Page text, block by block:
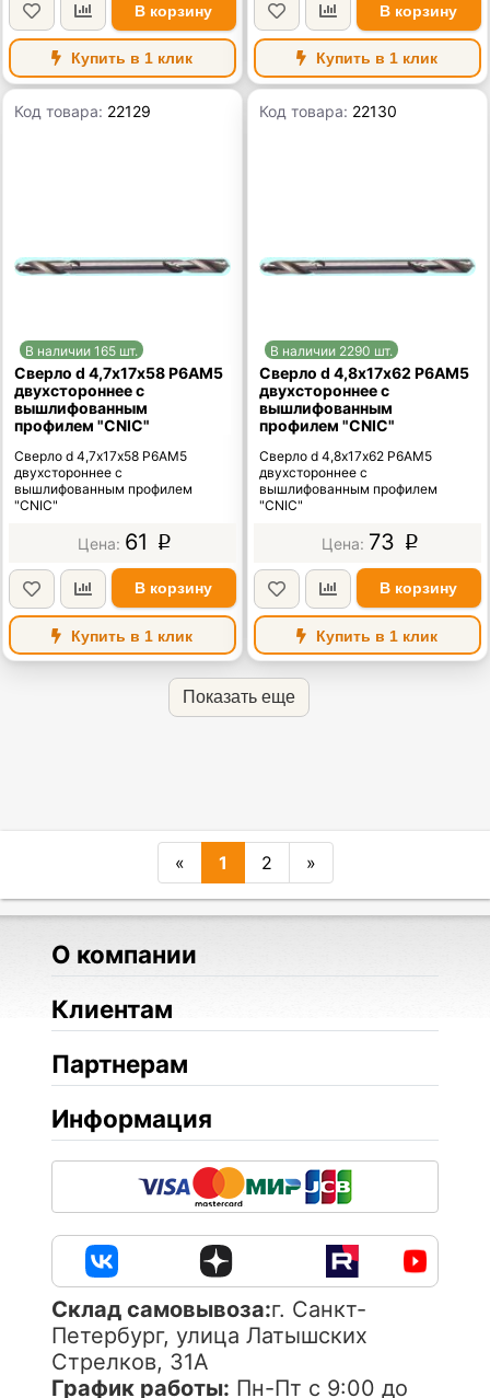
В корзину
Купить в 1 клик
В корзину
Купить в 1 клик
Код товара: 22129
В наличии 165 шт.
Сверло d 4,7х17х58 Р6АМ5
двухстороннее с
вышлифованным
профилем "CNIC"
Сверло d 4,7х17х58 Р6АМ5
двухстороннее с
вышлифованным профилем
"CNIC"
61 p
В корзину
Купить в 1 клик
Код товара: 22130
В наличии 2290 шт.
Сверло d 4,8х17х62 Р6АМ5
двухстороннее с
вышлифованным
профилем "CNIC"
Сверло d 4,8х17х62 Р6АМ5
двухстороннее с
вышлифованным профилем
"CNIC"
73 p
В корзину
Купить в 1 клик
Показать еще
« 1 2 »
О компании
Клиентам
Партнерам
Информация
Cклад самовывоза:г. Санкт-
Петербург, улица Латышских
Стрелков, 31А
График работы: Пн-Пт с 9:00 до